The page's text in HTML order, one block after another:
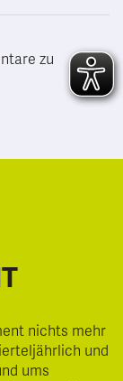
zu
nichts mehr
und
ums